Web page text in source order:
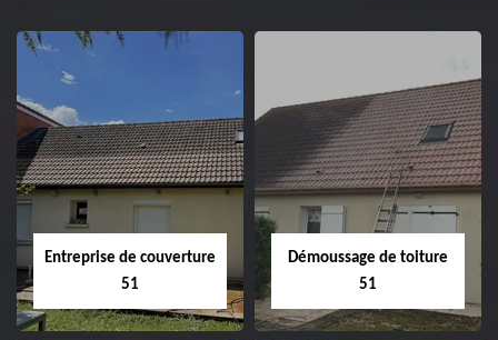
Entreprise de couverture
51
Démoussage de toiture
51